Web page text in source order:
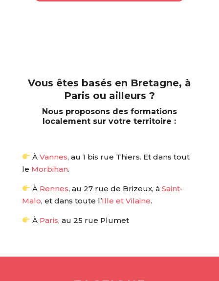
Vous êtes basés en Bretagne, à
Paris ou ailleurs ?
Nous proposons des formations
localement sur votre territoire :
À Vannes, au 1 bis rue Thiers. Et dans tout
le Morbihan.
À Rennes, au 27 rue de Brizeux, à Saint-
Malo, et dans toute l’Ille et Vilaine.
À Paris, au 25 rue Plumet